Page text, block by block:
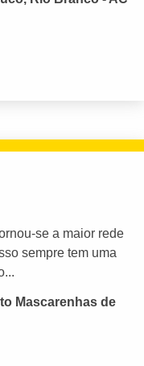
se a maior rede
sempre tem uma
Mascarenhas de